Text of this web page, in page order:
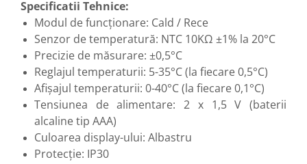
Specificatii Tehnice:
Modul de funcționare: Cald / Rece
Senzor de temperatură: NTC 10KΩ ±1% la 20°C
Precizie de măsurare: ±0,5°C
Reglajul temperaturii: 5-35°C (la fiecare 0,5°C)
Afișajul temperaturii: 0-40°C (la fiecare 0,1°C)
Tensiunea de alimentare: 2 x 1,5 V (baterii
alcaline tip AAA)
Culoarea display-ului: Albastru
Protecție: IP30